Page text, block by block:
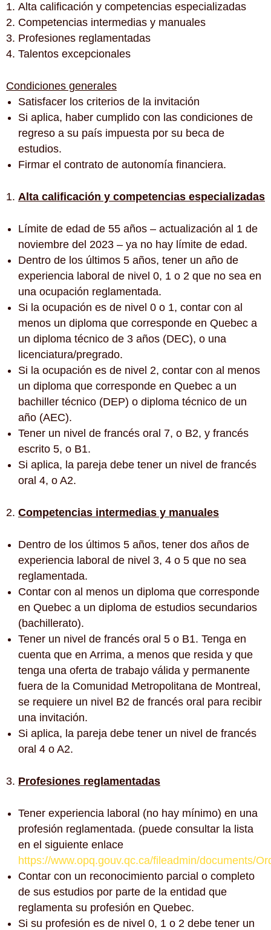
Alta calificación y competencias especializadas
Competencias intermedias y manuales
Profesiones reglamentadas
Talentos excepcionales
Condiciones generales
Satisfacer los criterios de la invitación
Si aplica, haber cumplido con las condiciones de
regreso a su país impuesta por su beca de
estudios.
Firmar el contrato de autonomía financiera.
Alta calificación y competencias especializadas
Límite de edad de 55 años – actualización al 1 de
noviembre del 2023 – ya no hay límite de edad.
Dentro de los últimos 5 años, tener un año de
experiencia laboral de nivel 0, 1 o 2 que no sea en
una ocupación reglamentada.
Si la ocupación es de nivel 0 o 1, contar con al
menos un diploma que corresponde en Quebec a
un diploma técnico de 3 años (DEC), o una
licenciatura/pregrado.
Si la ocupación es de nivel 2, contar con al menos
un diploma que corresponde en Quebec a un
bachiller técnico (DEP) o diploma técnico de un
año (AEC).
Tener un nivel de francés oral 7, o B2, y francés
escrito 5, o B1.
Si aplica, la pareja debe tener un nivel de francés
oral 4, o A2.
Competencias intermedias y manuales
Dentro de los últimos 5 años, tener dos años de
experiencia laboral de nivel 3, 4 o 5 que no sea
reglamentada.
Contar con al menos un diploma que corresponde
en Quebec a un diploma de estudios secundarios
(bachillerato).
Tener un nivel de francés oral 5 o B1. Tenga en
cuenta que en Arrima, a menos que resida y que
tenga una oferta de trabajo válida y permanente
fuera de la Comunidad Metropolitana de Montreal,
se requiere un nivel B2 de francés oral para recibir
una invitación.
Si aplica, la pareja debe tener un nivel de francés
oral 4 o A2.
Profesiones reglamentadas
Tener experiencia laboral (no hay mínimo) en una
profesión reglamentada. (puede consultar la lista
en el siguiente enlace
https://www.opq.gouv.qc.ca/fileadmin/documents/
Contar con un reconocimiento parcial o completo
de sus estudios por parte de la entidad que
reglamenta su profesión en Quebec.
Si su profesión es de nivel 0, 1 o 2 debe tener un